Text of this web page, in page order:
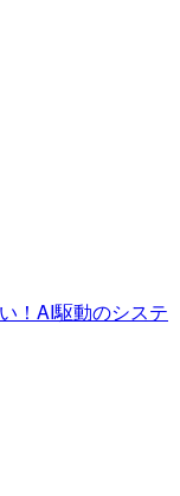
！AI駆動のシステ